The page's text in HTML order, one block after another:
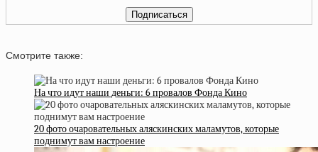
Смотрите также:
На что идут наши деньги: 6 провалов Фонда Кино
20 фото очаровательных аляскинских маламутов, которые
поднимут вам настроение